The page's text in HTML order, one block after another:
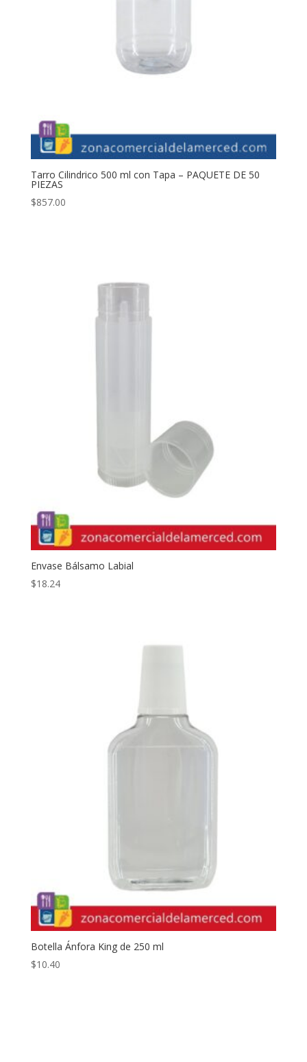
Tarro Cilindrico 500 ml con Tapa – PAQUETE DE 50
PIEZAS
$857.00
Envase Bálsamo Labial
$18.24
Botella Ánfora King de 250 ml
$10.40